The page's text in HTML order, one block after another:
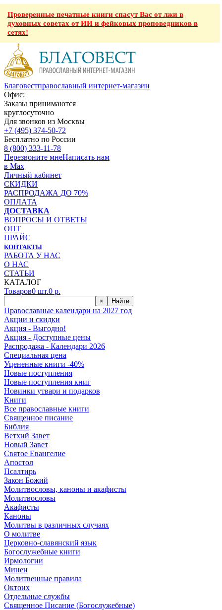
Проверенные печатные книги спасут Вас от лжи в
духовных советах от ИИ и фейковых проповедников в
сетях!
Благовестправославный интернет-магазин
Офис:
Заказы принимаются
круглосуточно
Для звонков из Москвы
+7 (495) 374-50-72
Бесплатно по России
8 (800) 333-11-78
Перезвоните мнеНаписать нам
в Max
Личный кабинет
СКИДКИ
РАСПРОДАЖА ДО 70%
ОПЛАТА
ДОСТАВКА
ВОПРОСЫ И ОТВЕТЫ
ОПТ
ПРАЙС
КОНТАКТЫ
РАБОТА У НАС
О НАС
СТАТЬИ
КАТАЛОГ
Товаров0 шт.0 р.
× Найти
Православные календари на 2027 год
Акции и скидки
Акция - Выгодно!
Акция - Доступные цены
Распродажа - Календари 2026
Специальная цена
Уцененные книги -40%
Новые поступления
Новые поступления книг
Новинки утвари и подарков
Книги
Все православные книги
Священное писание
Библия
Ветхий Завет
Новый Завет
Святое Евангелие
Апостол
Псалтирь
Закон Божий
Молитвословы, каноны и акафисты
Молитвословы
Акафисты
Каноны
Молитвы в различных случаях
О молитве
Церковно-славянский язык
Богослужебные книги
Ирмологии
Минеи
Молитвенные правила
Октоих
Отдельные службы
Священное Писание (Богослужебные)